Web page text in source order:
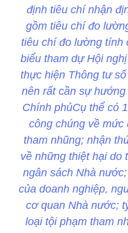
định tiêu chí nhận
gồm tiêu chí đo
tiêu chí đo lường tính
biểu tham dự Hội
thực hiện Thông tư
nên rất cần sự
Chính phủCụ thể có
công chúng về mức
tham nhũng; nhận
về những thiệt hại do
ngân sách Nhà
của doanh nghiệp,
cơ quan Nhà nước;
loại tội phạm tham